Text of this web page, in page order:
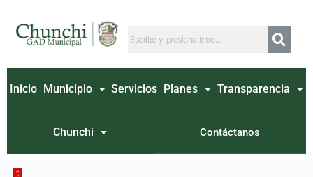
contenido
Inicio Municipio Servicios Planes Transparencia
Chunchi Contáctanos